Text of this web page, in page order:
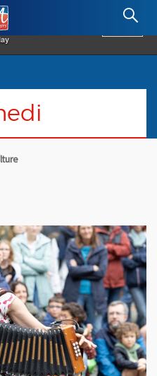
Angers.fr : Retour à l'accueil